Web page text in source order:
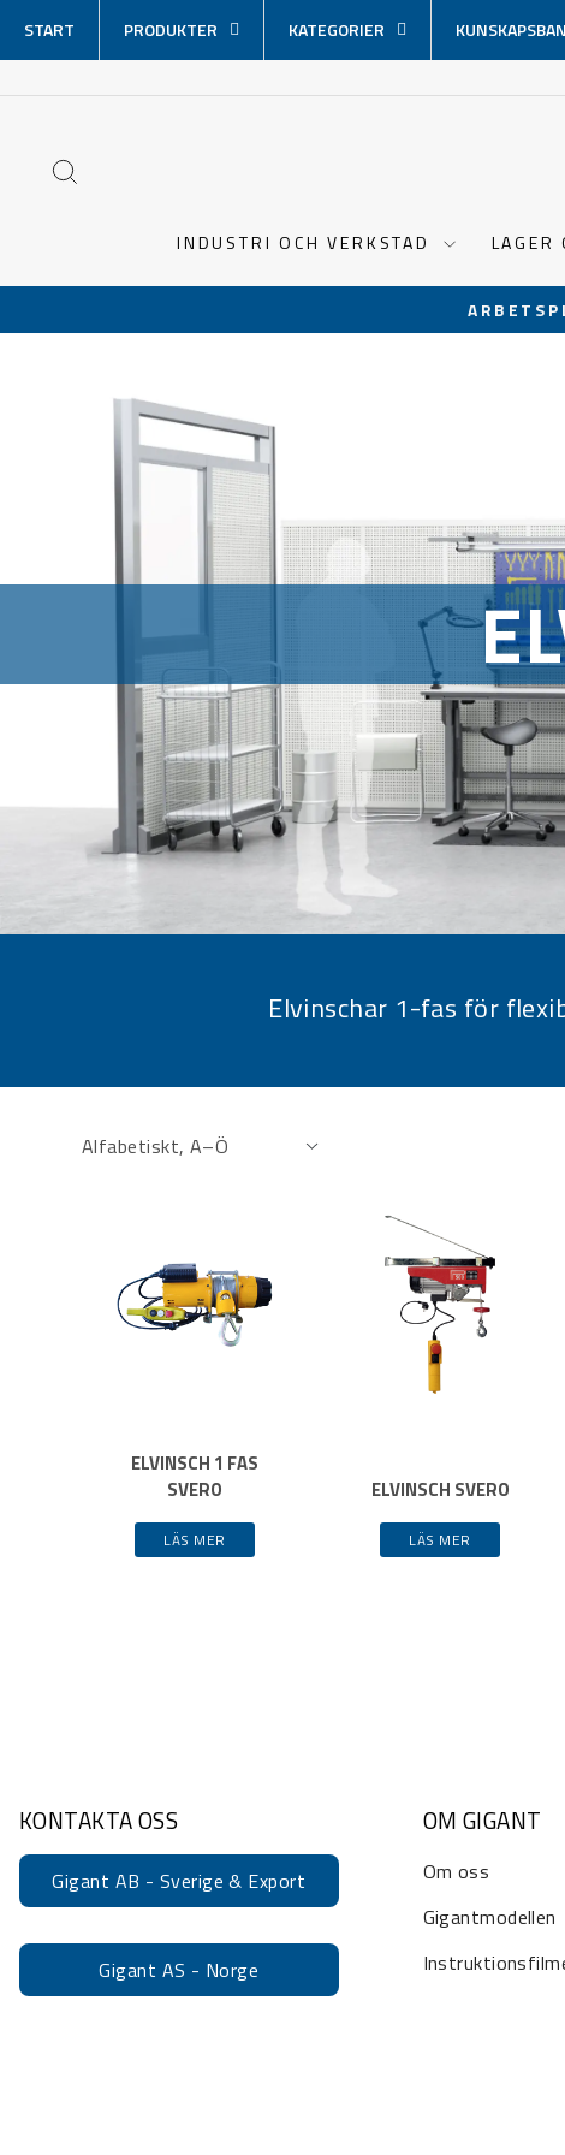
över
innehåll
START PRODUKTER KATEGORIER
INDUSTRI OCH VERKSTAD LAGER
Elvinschar 1-fas för
ELVINSCH 1 FAS
SVERO
LÄS MER
ELVINSCH SVERO
LÄS MER
KONTAKTA OSS
Gigant AB - Sverige & Export
Gigant AS - Norge
OM GIGANT
Om oss
Gigantmodellen